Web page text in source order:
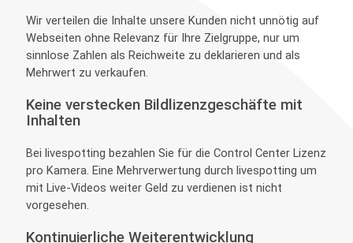
Wir verteilen die Inhalte unsere Kunden nicht unnötig auf
Webseiten ohne Relevanz für Ihre Zielgruppe, nur um
sinnlose Zahlen als Reichweite zu deklarieren und als
Mehrwert zu verkaufen.
Keine verstecken Bildlizenzgeschäfte mit
Inhalten
Bei livespotting bezahlen Sie für die Control Center Lizenz
pro Kamera. Eine Mehrverwertung durch livespotting um
mit Live-Videos weiter Geld zu verdienen ist nicht
vorgesehen.
Kontinuierliche Weiterentwicklung